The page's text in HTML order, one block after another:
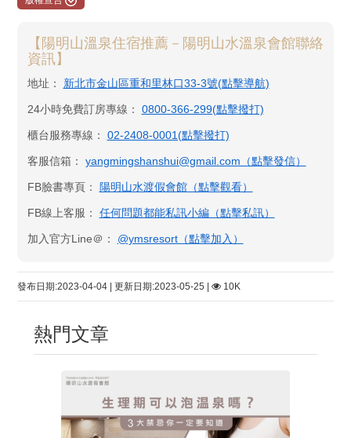
【陽明山溫泉住宿推薦－陽明山水溫泉會館聯絡
資訊】
地址： 新北市金山區重和里林口33-3號(點擊導航)
24小時免費訂房專線： 0800-366-299(點擊撥打)
櫃台服務專線： 02-2408-0001(點擊撥打)
客服信箱： yangmingshanshui@gmail.com（點擊發信）
FB臉書專頁： 陽明山水渡假會館​（點擊觀看）
FB線上客服： 任何問題都能私訊小編（點擊私訊）
加入官方Line＠： @ymsresort（點擊加入）
發布日期:2023-04-04 | 更新日期:2023-05-25 | 10K
熱門文章